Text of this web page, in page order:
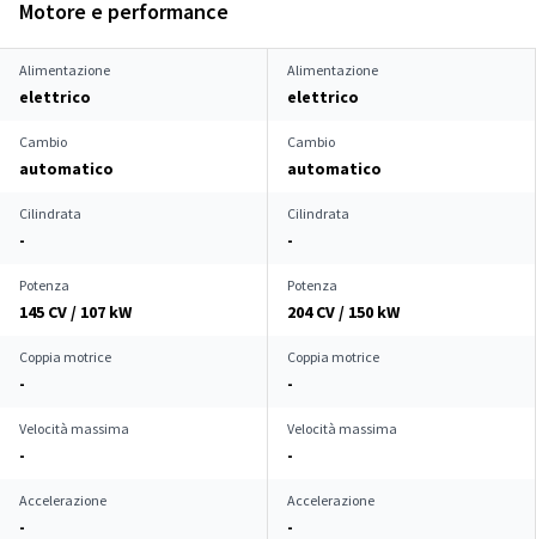
Motore e performance
Alimentazione
elettrico
Alimentazione
elettrico
Cambio
automatico
Cambio
automatico
Cilindrata
-
Cilindrata
-
Potenza
145 CV / 107 kW
Potenza
204 CV / 150 kW
Coppia motrice
-
Coppia motrice
-
Velocità massima
-
Velocità massima
-
Accelerazione
-
Accelerazione
-